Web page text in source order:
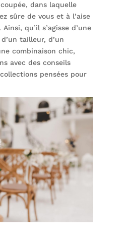
dans laquelle
sûre de vous et à l’aise
qu’il s’agisse d’une
tailleur, d’un
combinaison chic,
avec des conseils
pensées pour